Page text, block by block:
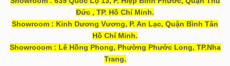
Đức , TP. Hồ Chí Minh.
Showroom : Kinh Dương Vương, P. An Lạc, Quận Bình Tân
Hồ Chí Minh.
Showrooom : Lê Hồng Phong, Phường Phước Long, TP.Nha
Trang.